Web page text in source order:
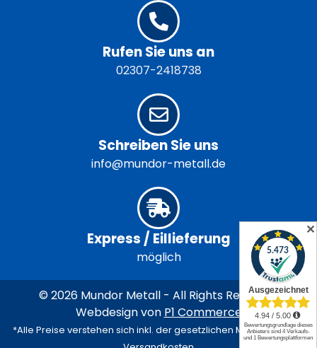
Rufen Sie uns an
02307-2418738
Schreiben Sie uns
info@mundor-metall.de
Express / Eillieferung
möglich
© 2026 Mundor Metall - All Rights Reserved
Webdesign von P1 Commerce
*Alle Preise verstehen sich inkl. der gesetzlichen MwSt. und zzgl.
✕